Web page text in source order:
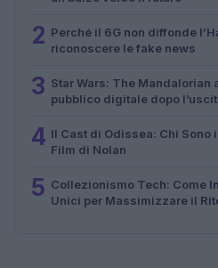
2 Perché il 6G non diffonde
riconoscere le fake news
3 Star Wars: The Mandalorian
pubblico digitale dopo
4 Il Cast di Odissea: Chi Sono
Film di Nolan
5 Collezionismo Tech: Come
Unici per Massimizzare il